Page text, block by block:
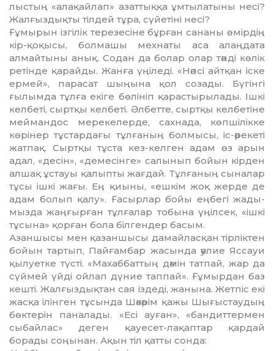
лыстың «алақайлап» азаттыққа ұм­тыла­тыны несі?
Жалғыздықты тіл­дей тұра, сүйетіні несі?
Ғұмырын ізгілік терезесіне бұрған сананы өмірдің
кір-қоқысы, болмашы мехнаты аса алаңдата
алмайтыны анық. Содан да болар олар тәнді көлік
ретінде қарайды. Жанға үңіледі. «Нәпсі айтқан іске
ермей», парасат шыңына қол созады. Бүгінгі
ғылымда тұлға екіге бөлініп қарастырылады. Ішкі
келбеті, сырт­қы келбеті. Әлбетте, сыртқы келбе­тіне
меймандос мерекелерде, сахнада, көпшілікке
көрінер тұстар­дағы тұлғаның болмысы, іс-әрекеті
жатпақ. Сыртқы тұста кез-келген адам өз арын
адал, «десін», «деме­сінге» салынып бойын кірден
алшақ ұстауы қалыпты жағдай. Тұлғаның сыналар
тұсы ішкі жағы. Ең қиыны, «ешкім жоқ жерде де
адам болып қалу». Ғасырлар бойы еңбегі жады­
мызда жаңғырған тұлғалар тобына үңілсек, «ішкі
тұсына» қорған бола білгендер басым.
Азаншысы мен қазаншысы да­майласқан тірліктен
бойын тартып, Пайғамбар жасында әулие Яссауи
қылуетке түсті. «Махаббаттың дәмін татпай, жар да
сүймей үйді ойлап дүние таппай». Ғұмырдан баз
кешті. Жалғыздықтан сая іздеді, жанына. Жетпіс екі
жасқа ілінген тұсында Шәкәрім қажы Шығыстаудың
бөктерін паналады. «Есі ауған», «бандиттермен
сыбайлас» деген қауесет-лақаптар қардай
борады соңынан. Ақын тіл қатты сонда: